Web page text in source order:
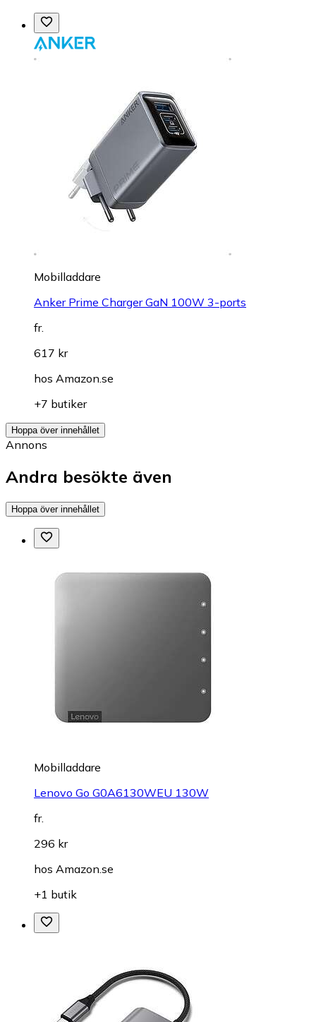
Mobilladdare
Anker Prime Charger GaN 100W 3-ports
fr.
617 kr
hos Amazon.se
+7 butiker
Hoppa över innehållet
Annons
Andra besökte även
Hoppa över innehållet
Mobilladdare
Lenovo Go G0A6130WEU 130W
fr.
296 kr
hos Amazon.se
+1 butik